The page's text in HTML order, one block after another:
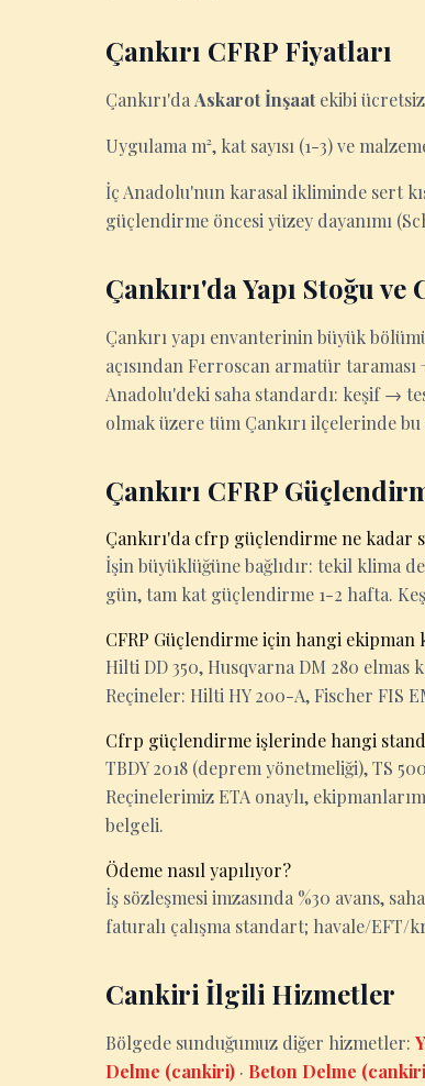
Çankırı CFRP Fiyatları
Çankırı'da Askarot İnşaatekibi
Uygulama m², kat sayısı (1-3) ve
İç Anadolu'nun karasal ikliminde sert
güçlendirme öncesi yüzey dayanımı
Çankırı'da Yapı Stoğu
Çankırı yapı envanterinin büyük
açısından Ferroscan armatür
Anadolu'deki saha standardı: keşif →
olmak üzere tüm Çankırı ilçelerinde
Çankırı CFRP
Çankırı'da cfrp güçlendirme ne kadar
İşin büyüklüğüne bağlıdır: tekil klima
gün, tam kat güçlendirme 1-2 hafta.
CFRP Güçlendirme için hangi ekipman
Hilti DD 350, Husqvarna DM 280
Reçineler: Hilti HY 200-A, Fischer FIS
Cfrp güçlendirme işlerinde hangi
TBDY 2018 (deprem yönetmeliği), TS
Reçinelerimiz ETA onaylı,
belgeli.
Ödeme nasıl yapılıyor?
İş sözleşmesi imzasında %30 avans,
faturalı çalışma standart; havale/EFT/
Cankiri İlgili Hizmetler
Bölgede sunduğumuz diğer hizmetler:
Delme (cankiri) · Beton Delme